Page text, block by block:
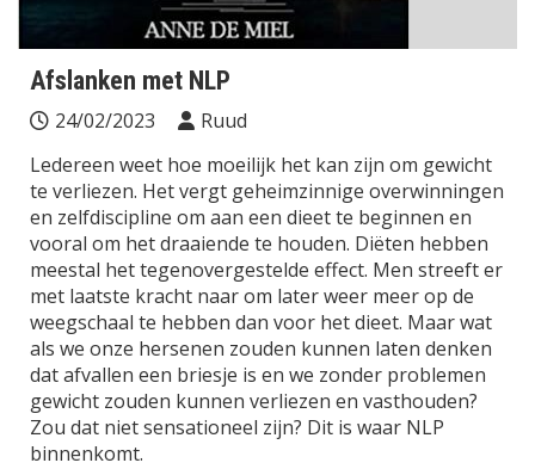
Afslanken met NLP
24/02/2023
Ruud
Ledereen weet hoe moeilijk het kan zijn om gewicht
te verliezen. Het vergt geheimzinnige overwinningen
en zelfdiscipline om aan een dieet te beginnen en
vooral om het draaiende te houden. Diëten hebben
meestal het tegenovergestelde effect. Men streeft er
met laatste kracht naar om later weer meer op de
weegschaal te hebben dan voor het dieet. Maar wat
als we onze hersenen zouden kunnen laten denken
dat afvallen een briesje is en we zonder problemen
gewicht zouden kunnen verliezen en vasthouden?
Zou dat niet sensationeel zijn? Dit is waar NLP
binnenkomt.